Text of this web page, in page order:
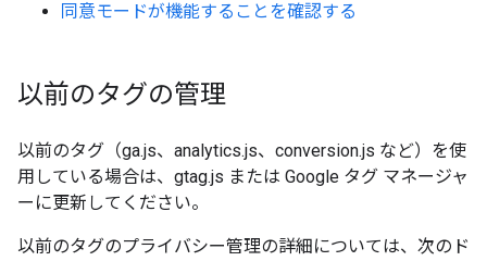
同意モードが機能することを確認する
以前のタグの管理
以前のタグ（ga.js、analytics.js、conversion.js など）を使
用している場合は、gtag.js または Google タグ マネージャ
ーに更新してください。
以前のタグのプライバシー管理の詳細については、次のド